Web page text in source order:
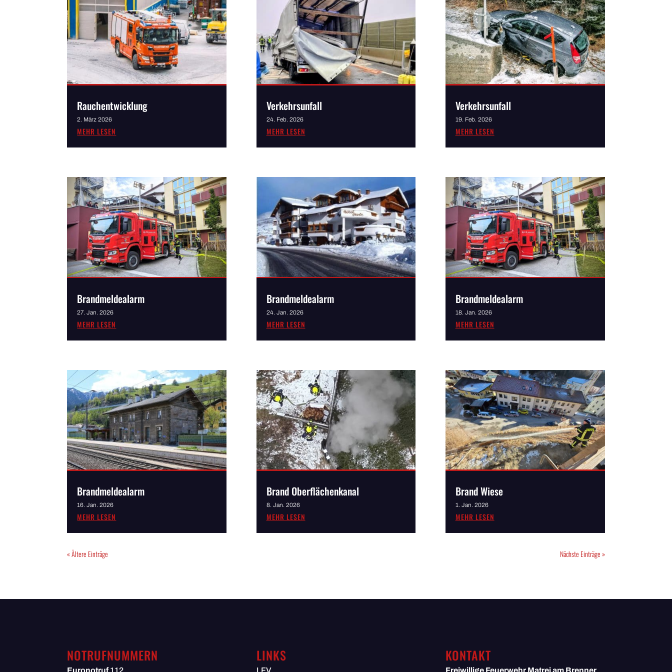
Rauchentwicklung
2. März 2026
MEHR LESEN
Brandmeldealarm
27. Jan. 2026
MEHR LESEN
Brandmeldealarm
16. Jan. 2026
MEHR LESEN
Verkehrsunfall
24. Feb. 2026
MEHR LESEN
Brandmeldealarm
24. Jan. 2026
MEHR LESEN
Brand Oberflächenkanal
8. Jan. 2026
MEHR LESEN
Verkehrsunfall
19. Feb. 2026
MEHR LESEN
Brandmeldealarm
18. Jan. 2026
MEHR LESEN
Brand Wiese
1. Jan. 2026
MEHR LESEN
« Ältere Einträge Nächste Einträge »
NOTRUFNUMMERN LINKS KONTAKT